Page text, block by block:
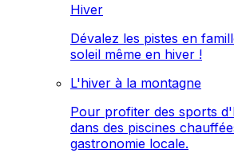
Hiver
Dévalez les pistes en
soleil même en hiver !
L'hiver à la montagne
Pour profiter des sports
dans des piscines
gastronomie locale.